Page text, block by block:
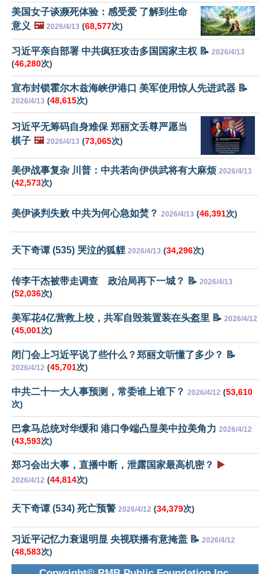
美国女子谈濒死体验：感受爱 了解到生命
意义 🖼️ 2026/4/13 (68,577次)
习近平亲自部署 中共疯狂攻击多国国家主权 📝 2026/4/13
(46,280次)
宣布封锁霍尔木兹海峡伊港口 美军使用惊人先进武器 📝
2026/4/13 (48,615次)
习近平无筹码自身难保 郑丽文丢尊严愿当
棋子 🖼️ 2026/4/13 (73,065次)
美伊战事复杂 川普：中共若向伊供武将有大麻烦 2026/4/13
(42,573次)
美伊谈判失败 中共为何心急如焚？ 2026/4/13 (46,391次)
天下奇谭 (535) 哭泣的狐貍 2026/4/13 (34,296次)
传李干杰被带走调查 政治局再下一城？ 📝 2026/4/13
(52,036次)
美军花4亿营救上校，共军自毁装置装在头盔里 📝 2026/4/12
(45,001次)
闭门会上习近平说了些什么？郑丽文听懂了多少？ 📝
2026/4/12 (45,701次)
中共二十一大人事预测，常委谁上谁下？ 2026/4/12 (53,610
次)
巴拿马总统对华缓和 港口争端凸显美中拉美角力 2026/4/12
(43,593次)
郑习会出大事，直播中断，泄露国家最高机密？ ▶️
2026/4/12 (44,814次)
天下奇谭 (534) 死亡预警 2026/4/12 (34,379次)
习近平记忆力衰退明显 央视联播有意掩盖 📝 2026/4/12
(48,583次)